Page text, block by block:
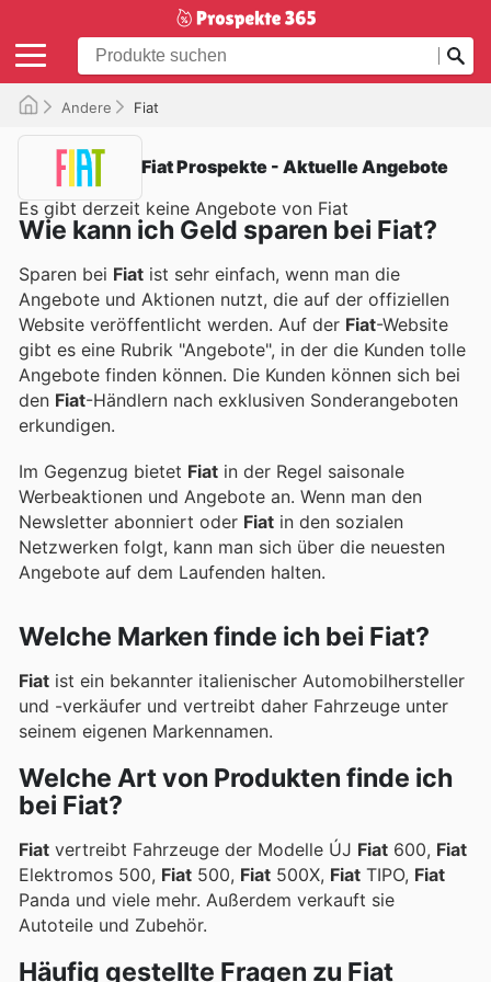
Andere Fiat
Fiat Prospekte - Aktuelle Angebote
Es gibt derzeit keine Angebote von Fiat
Wie kann ich Geld sparen bei Fiat?
Sparen bei Fiat ist sehr einfach, wenn man die
Angebote und Aktionen nutzt, die auf der offiziellen
Website veröffentlicht werden. Auf der Fiat-Website
gibt es eine Rubrik "Angebote", in der die Kunden tolle
Angebote finden können. Die Kunden können sich bei
den Fiat-Händlern nach exklusiven Sonderangeboten
erkundigen.
Im Gegenzug bietet Fiat in der Regel saisonale
Werbeaktionen und Angebote an. Wenn man den
Newsletter abonniert oder Fiat in den sozialen
Netzwerken folgt, kann man sich über die neuesten
Angebote auf dem Laufenden halten.
Welche Marken finde ich bei Fiat?
Fiat ist ein bekannter italienischer Automobilhersteller
und -verkäufer und vertreibt daher Fahrzeuge unter
seinem eigenen Markennamen.
Welche Art von Produkten finde ich
bei Fiat?
Fiat vertreibt Fahrzeuge der Modelle ÚJ Fiat 600, Fiat
Elektromos 500, Fiat 500, Fiat 500X, Fiat TIPO, Fiat
Panda und viele mehr. Außerdem verkauft sie
Autoteile und Zubehör.
Häufig gestellte Fragen zu Fiat